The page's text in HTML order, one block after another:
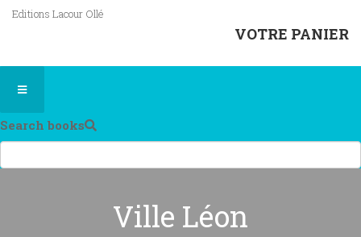
Editions Lacour Ollé
VOTRE PANIER
Search books
Ville Léon